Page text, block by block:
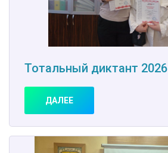
Тотальный диктант 2026
ДАЛЕЕ